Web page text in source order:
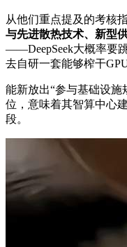
从他们重点提及的考
与先进散热技术、新型
——DeepSeek大概率要
去自研一套能够榨干
能新放出“参与基础设施
位，意味着其智算中心
段。